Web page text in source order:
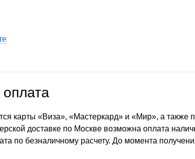
карты «Виза», «Мастеркард» и «Мир», а также
доставке по Москве возможна оплата
по безналичному расчету. До момента